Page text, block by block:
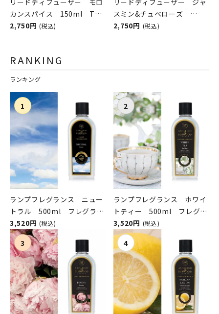
リードディフューザー モロ
カンスパイス 150ml The
Scented Home by Ashleigh
2,750円 (税込)
リードディフューザー ジャ
スミン&チュベローズ
150ml The Scented
2,750円 (税込)
RANKING
ランキング
ランプフレグランス ニュー
トラル 500ml フレグラン
スランプ用オイル
ASHLEIGH&BURWOOD（ア
シュレイアンドバーウッド）
3,520円 (税込)
ランプフレグランス ホワイ
トティー 500ml フレグラ
ンスランプ用オイル
ASHLEIGH&BURWOOD（ア
シュレイアンドバーウッド）
3,520円 (税込)